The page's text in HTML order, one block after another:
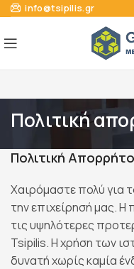
info@tsipilis.gr
Πολιτική
Πολιτική
Χαιρόμαστε πολύ για
την επιχείρησή μας.
τις υψηλότερες
Tsipilis. Η χρήση των
δυνατή χωρίς καμία